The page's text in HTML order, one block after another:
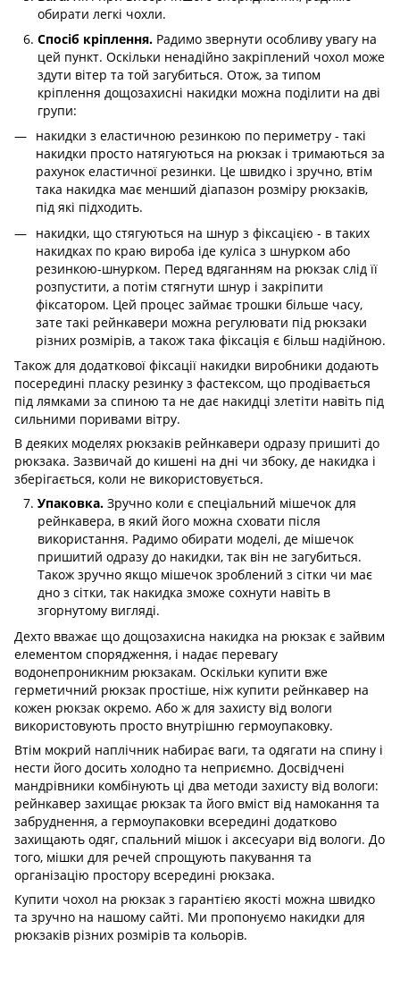
обирати легкі чохли.
Спосіб кріплення. Радимо звернути особливу увагу на
цей пункт. Оскільки ненадійно закріплений чохол може
здути вітер та той загубиться. Отож, за типом
кріплення дощозахисні накидки можна поділити на дві
групи:
накидки з еластичною резинкою по периметру - такі
накидки просто натягуються на рюкзак і тримаються за
рахунок еластичної резинки. Це швидко і зручно, втім
така накидка має менший діапазон розміру рюкзаків,
під які підходить.
накидки, що стягуються на шнур з фіксацією - в таких
накидках по краю вироба іде куліса з шнурком або
резинкою-шнурком. Перед вдяганням на рюкзак слід її
розпустити, а потім стягнути шнур і закріпити
фіксатором. Цей процес займає трошки більше часу,
зате такі рейнкавери можна регулювати під рюкзаки
різних розмірів, а також така фіксація є більш надійною.
Також для додаткової фіксації накидки виробники додають
посередині пласку резинку з фастексом, що продівається
під лямками за спиною та не дає накидці злетіти навіть під
сильними поривами вітру.
В деяких моделях рюкзаків рейнкавери одразу пришиті до
рюкзака. Зазвичай до кишені на дні чи збоку, де накидка і
зберігається, коли не використовується.
Упаковка. Зручно коли є спеціальний мішечок для
рейнкавера, в який його можна сховати після
використання. Радимо обирати моделі, де мішечок
пришитий одразу до накидки, так він не загубиться.
Також зручно якщо мішечок зроблений з сітки чи має
дно з сітки, так накидка зможе сохнути навіть в
згорнутому вигляді.
Дехто вважає що дощозахисна накидка на рюкзак є зайвим
елементом спорядження, і надає перевагу
водонепроникним рюкзакам. Оскільки купити вже
герметичний рюкзак простіше, ніж купити рейнкавер на
кожен рюкзак окремо. Або ж для захисту від вологи
використовують просто внутрішню гермоупаковку.
Втім мокрий наплічник набирає ваги, та одягати на спину і
нести його досить холодно та неприємно. Досвідчені
мандрівники комбінують ці два методи захисту від вологи:
рейнкавер захищає рюкзак та його вміст від намокання та
забруднення, а гермоупаковки всередині додатково
захищають одяг, спальний мішок і аксесуари від вологи. До
того, мішки для речей спрощують пакування та
організацію простору всередині рюкзака.
Купити чохол на рюкзак з гарантією якості можна швидко
та зручно на нашому сайті. Ми пропонуємо накидки для
рюкзаків різних розмірів та кольорів.